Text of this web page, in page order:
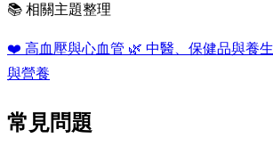
📚 相關主題整理
❤️ 高血壓與心血管 🌿 中醫、保健品與養
與營養
常見問題